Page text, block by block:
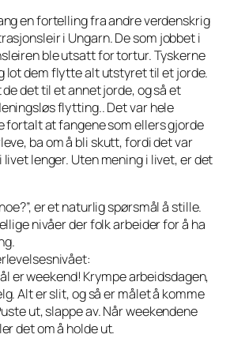
en fortelling fra andre verdenskrig
i Ungarn. De som jobbet i
ble utsatt for tortur. Tyskerne
lot dem flytte alt utstyret til et jorde.
det til et annet jorde, og så et
flytting.. Det var hele
fortalt at fangene som ellers gjorde
ba om å bli skutt, fordi det var
livet lenger. Uten mening i livet, er det
er et naturlig spørsmål å stille.
nivåer der folk arbeider for å ha
er weekend! Krympe arbeidsdagen,
Alt er slit, og så er målet å komme
ut, slappe av. Når weekendene
det om å holde ut.